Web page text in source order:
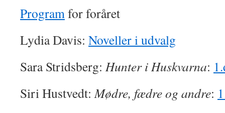
Programfor foråret
Lydia Davis: Noveller i udvalg
Sara Stridsberg: Hunter i Huskvarna:
Siri Hustvedt:Mødre, fædre og andre: